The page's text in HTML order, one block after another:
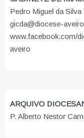
Pedro Miguel da Silva
gicda@diocese-
www.facebook.com/
aveiro
ARQUIVO
P. Alberto Nestor